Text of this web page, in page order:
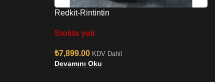
Redkit-Rintintin
Stokta yok
₺7,899.00 KDV Dahil
Devamını Oku